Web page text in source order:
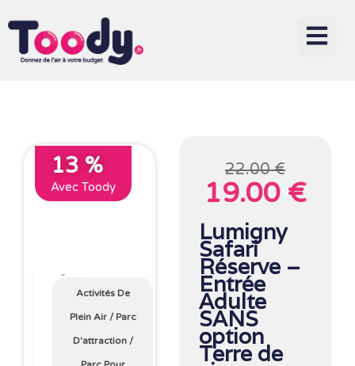
13 %
Avec Toody
Activités De
Plein Air/Parc
D'attraction/
22.00 €
19.00 €
Lumigny
Safari
Réserve –
Entrée
Adulte
SANS
option
Terre de